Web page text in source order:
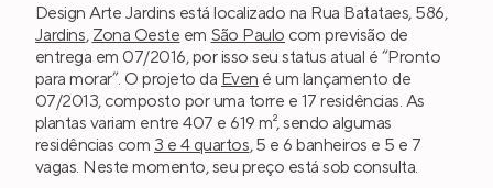
Design Arte Jardins está localizado na Rua Batataes, 586,
Jardins, Zona Oeste em São Paulo com previsão de
entrega em 07/2016, por isso seu status atual é “Pronto
para morar”. O projeto da Even é um lançamento de
07/2013, composto por uma torre e 17 residências. As
plantas variam entre 407 e 619 m², sendo algumas
residências com 3 e 4 quartos, 5 e 6 banheiros e 5 e 7
vagas. Neste momento, seu preço está sob consulta.